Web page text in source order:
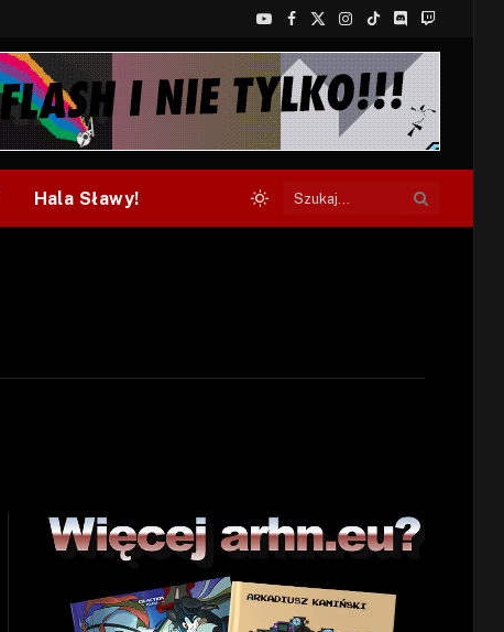
YouTube
Facebook
X
(Twitter)
Instagram
TikTokDiscordTwitch
Hala Sławy!